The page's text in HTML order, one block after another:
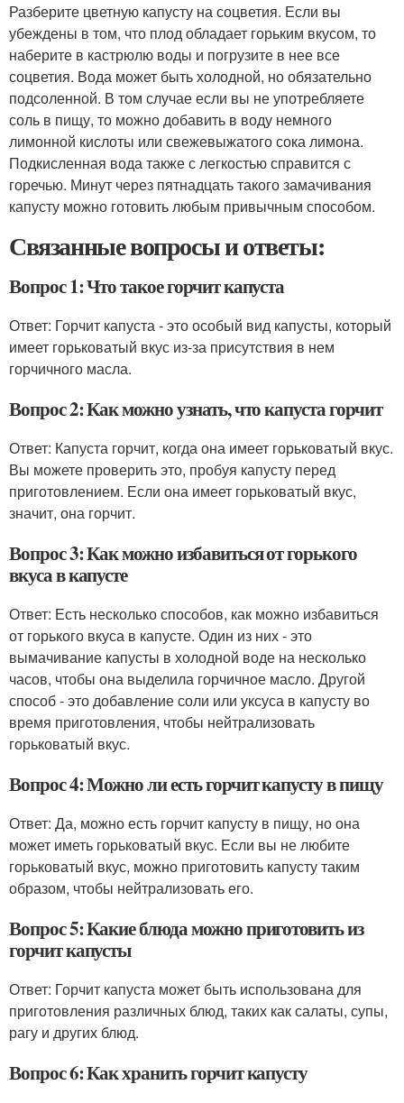
Разберите цветную капусту на соцветия. Если вы
убеждены в том, что плод обладает горьким вкусом, то
наберите в кастрюлю воды и погрузите в нее все
соцветия. Вода может быть холодной, но обязательно
подсоленной. В том случае если вы не употребляете
соль в пищу, то можно добавить в воду немного
лимонной кислоты или свежевыжатого сока лимона.
Подкисленная вода также с легкостью справится с
горечью. Минут через пятнадцать такого замачивания
капусту можно готовить любым привычным способом.
Связанные вопросы и ответы:
Вопрос 1: Что такое горчит капуста
Ответ: Горчит капуста - это особый вид капусты, который
имеет горьковатый вкус из-за присутствия в нем
горчичного масла.
Вопрос 2: Как можно узнать, что капуста горчит
Ответ: Капуста горчит, когда она имеет горьковатый вкус.
Вы можете проверить это, пробуя капусту перед
приготовлением. Если она имеет горьковатый вкус,
значит, она горчит.
Вопрос 3: Как можно избавиться от горького
вкуса в капусте
Ответ: Есть несколько способов, как можно избавиться
от горького вкуса в капусте. Один из них - это
вымачивание капусты в холодной воде на несколько
часов, чтобы она выделила горчичное масло. Другой
способ - это добавление соли или уксуса в капусту во
время приготовления, чтобы нейтрализовать
горьковатый вкус.
Вопрос 4: Можно ли есть горчит капусту в пищу
Ответ: Да, можно есть горчит капусту в пищу, но она
может иметь горьковатый вкус. Если вы не любите
горьковатый вкус, можно приготовить капусту таким
образом, чтобы нейтрализовать его.
Вопрос 5: Какие блюда можно приготовить из
горчит капусты
Ответ: Горчит капуста может быть использована для
приготовления различных блюд, таких как салаты, супы,
рагу и других блюд.
Вопрос 6: Как хранить горчит капусту